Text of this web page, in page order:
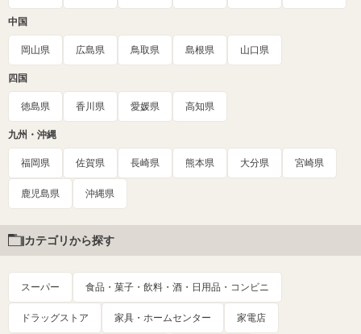
中国
岡山県 広島県 鳥取県 島根県 山口県
四国
徳島県 香川県 愛媛県 高知県
九州・沖縄
福岡県 佐賀県 長崎県 熊本県 大分県 宮崎県
鹿児島県 沖縄県
カテゴリから探す
スーパー 食品・菓子・飲料・酒・日用品・コンビニ
ドラッグストア 家具・ホームセンター 家電店